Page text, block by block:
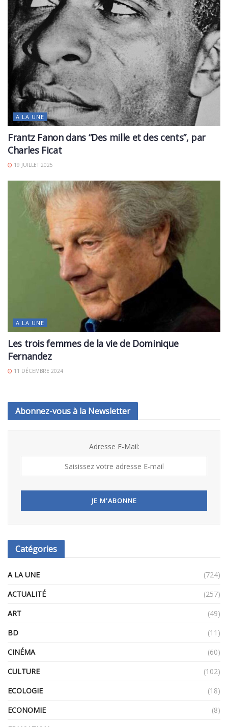
A LA UNE
Frantz Fanon dans “Des mille et des cents”, par
Charles Ficat
19 JUILLET 2025
A LA UNE
Les trois femmes de la vie de Dominique
Fernandez
11 DÉCEMBRE 2024
Abonnez-vous à la Newsletter
Adresse E-Mail:
Catégories
A LA UNE
(724)
ACTUALITÉ
(257)
ART
(49)
BD
(11)
CINÉMA
(60)
CULTURE
(102)
ECOLOGIE
(18)
ECONOMIE
(8)